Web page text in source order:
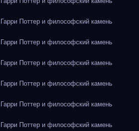
Поттер и философский камень
Поттер и философский камень
Поттер и философский камень
Поттер и философский камень
Поттер и философский камень
Поттер и философский камень